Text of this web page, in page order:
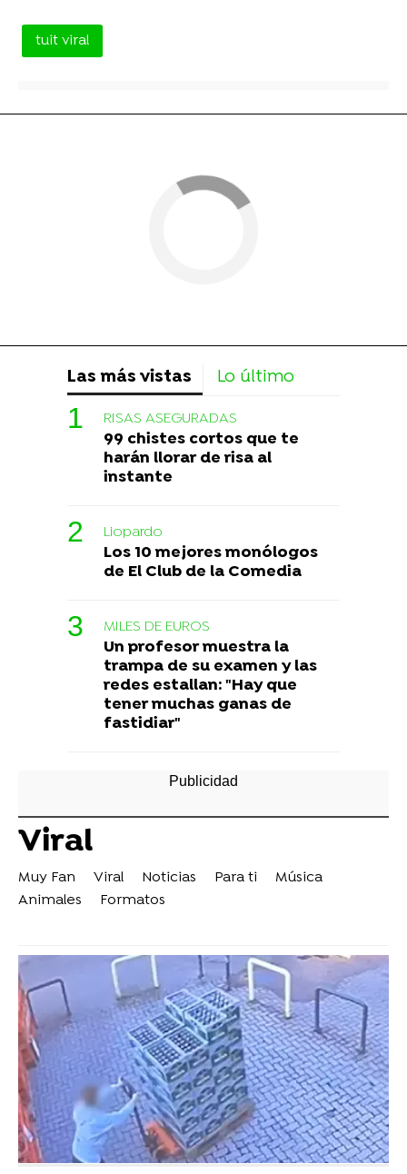
tuit viral
Las más vistas Lo último
RISAS ASEGURADAS
99 chistes cortos que te
harán llorar de risa al
instante
Liopardo
Los 10 mejores monólogos
de El Club de la Comedia
MILES DE EUROS
Un profesor muestra la
trampa de su examen y las
redes estallan: "Hay que
tener muchas ganas de
fastidiar"
Viral
Muy Fan Viral Noticias Para ti
Música
Animales
Formatos